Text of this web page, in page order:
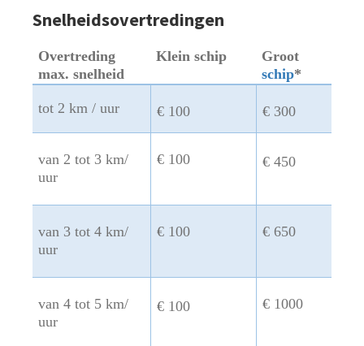
Snelheidsovertredingen
Overtreding
max. snelheid
Klein schip
Groot
schip*
tot 2 km / uur € 100 € 300
van 2 tot 3 km/
uur
€ 100 € 450
van 3 tot 4 km/
uur
€ 100 € 650
van 4 tot 5 km/
uur
€ 100 € 1000